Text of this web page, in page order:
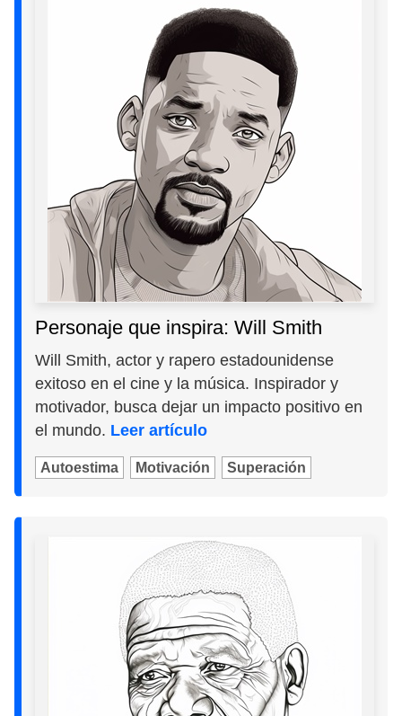
Personaje que inspira: Will Smith
Will Smith, actor y rapero estadounidense
exitoso en el cine y la música. Inspirador y
motivador, busca dejar un impacto positivo en
el mundo. Leer artículo
Autoestima Motivación Superación